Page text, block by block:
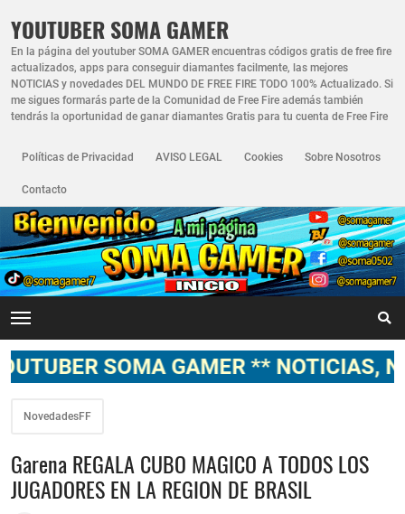
YOUTUBER SOMA GAMER
En la página del youtuber SOMA GAMER encuentras códigos gratis de free fire
actualizados, apps para conseguir diamantes facilmente, las mejores
NOTICIAS y novedades DEL MUNDO DE FREE FIRE TODO 100% Actualizado. Si
me sigues formarás parte de la Comunidad de Free Fire además también
tendrás la oportunidad de ganar diamantes Gratis para tu cuenta de Free Fire
Políticas de Privacidad AVISO LEGAL Cookies Sobre Nosotros
Contacto
SOMA GAMER ** NOTICIAS,
NovedadesFF
Garena REGALA CUBO MAGICO A TODOS LOS
JUGADORES EN LA REGION DE BRASIL